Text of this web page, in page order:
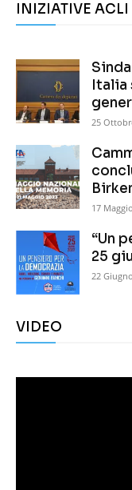
INIZIATIVE ACLI
Italia
25
17
“Un
25
22
VIDEO